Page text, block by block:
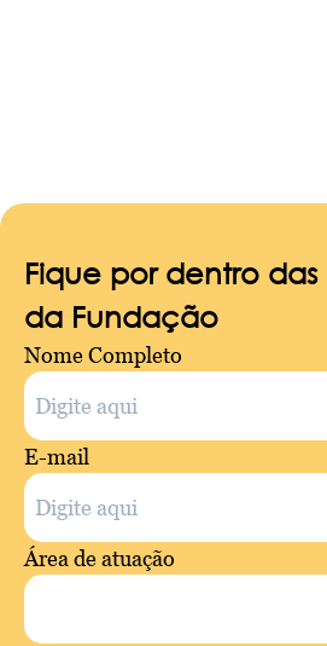
Fique por dentro
da Fundação
Nome Completo
E-mail
Área de atuação